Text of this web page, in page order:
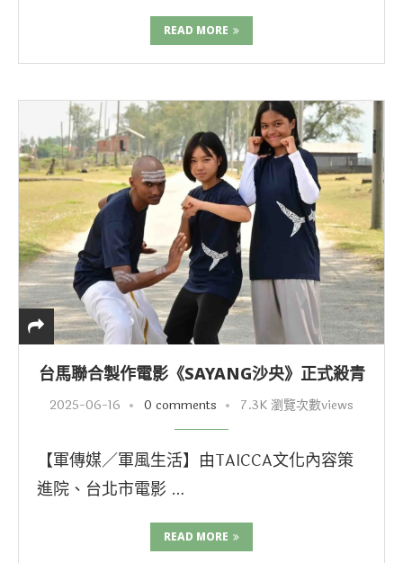
READ MORE
台馬聯合製作電影《SAYANG沙央》正式殺青
2025-06-16 0 comments 7.3K 瀏覽次數views
【軍傳媒／軍風生活】由TAICCA文化內容策
進院、台北市電影 …
READ MORE